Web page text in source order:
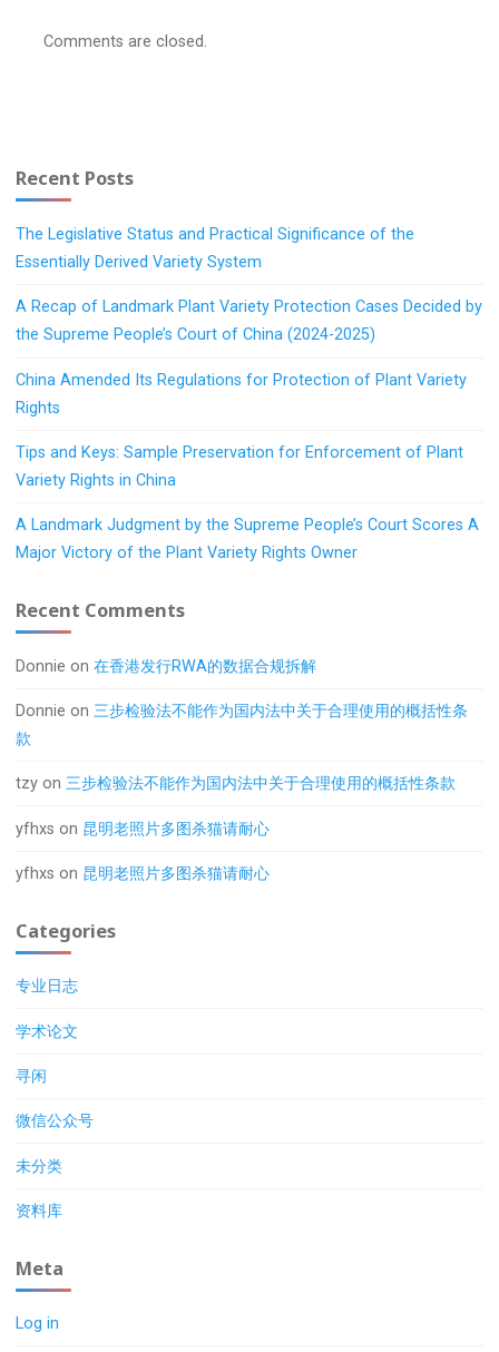
Comments are closed.
Recent Posts
The Legislative Status and Practical Significance of the
Essentially Derived Variety System
A Recap of Landmark Plant Variety Protection Cases Decided by
the Supreme People’s Court of China (2024-2025)
China Amended Its Regulations for Protection of Plant Variety
Rights
Tips and Keys: Sample Preservation for Enforcement of Plant
Variety Rights in China
A Landmark Judgment by the Supreme People’s Court Scores A
Major Victory of the Plant Variety Rights Owner
Recent Comments
Donnie on在香港发行RWA的数据合规拆解
Donnie on三步检验法不能作为国内法中关于合理使用的概括性条
款
tzy on三步检验法不能作为国内法中关于合理使用的概括性条款
yfhxs on 昆明老照片多图杀猫请耐心
yfhxs on 昆明老照片多图杀猫请耐心
Categories
专业日志
学术论文
寻闲
微信公众号
未分类
资料库
Meta
Log in